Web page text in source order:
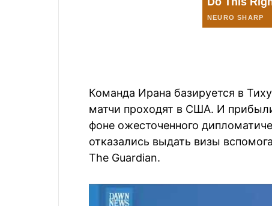
Команда Ирана базируется в
матчи проходят в США. И
фоне ожесточенного
отказались выдать визы
The Guardian.